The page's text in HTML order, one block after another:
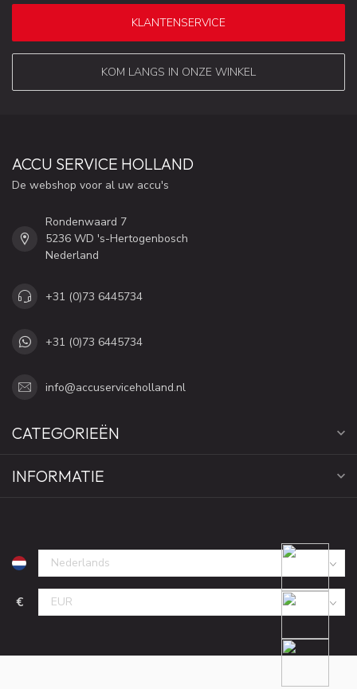
KLANTENSERVICE
KOM LANGS IN ONZE WINKEL
ACCU SERVICE HOLLAND
De webshop voor al uw accu's
Rondenwaard 7
5236 WD 's-Hertogenbosch
Nederland
+31 (0)73 6445734
+31 (0)73 6445734
info@accuserviceholland.nl
CATEGORIEËN
INFORMATIE
€